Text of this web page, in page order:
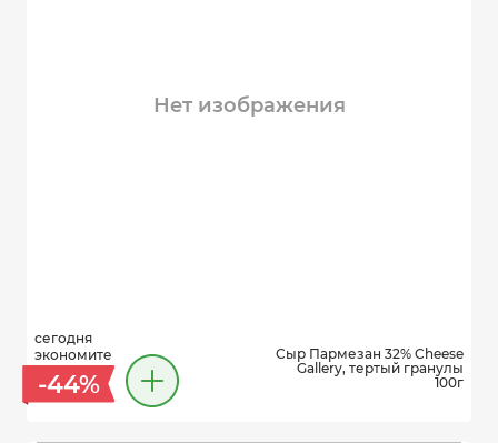
Нет изображения
сегодня
экономите
-44%
Сыр Пармезан 32% Cheese
Gallery, тертый гранулы
100г